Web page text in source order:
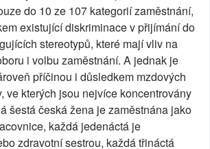
do 10 ze 107 kategorií zaměstnání,
existující diskriminace v přijímání do
stereotypů, které mají vliv na
i volbu zaměstnání. A jednak je
příčinou i důsledkem mzdových
ve kterých jsou nejvíce koncentrovány
šestá česká žena je zaměstnána jako
každá jedenáctá je
zdravotní sestrou, každá třináctá